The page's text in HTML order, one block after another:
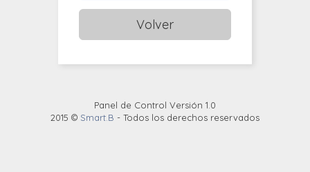
Volver
Panel de Control Versión 1.0
2015 © Smart.B - Todos los derechos reservados